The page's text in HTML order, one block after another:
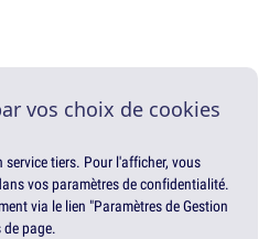
vos choix de cookies
tiers. Pour l'afficher, vous
vos paramètres de confidentialité.
via le lien "Paramètres de Gestion
page.